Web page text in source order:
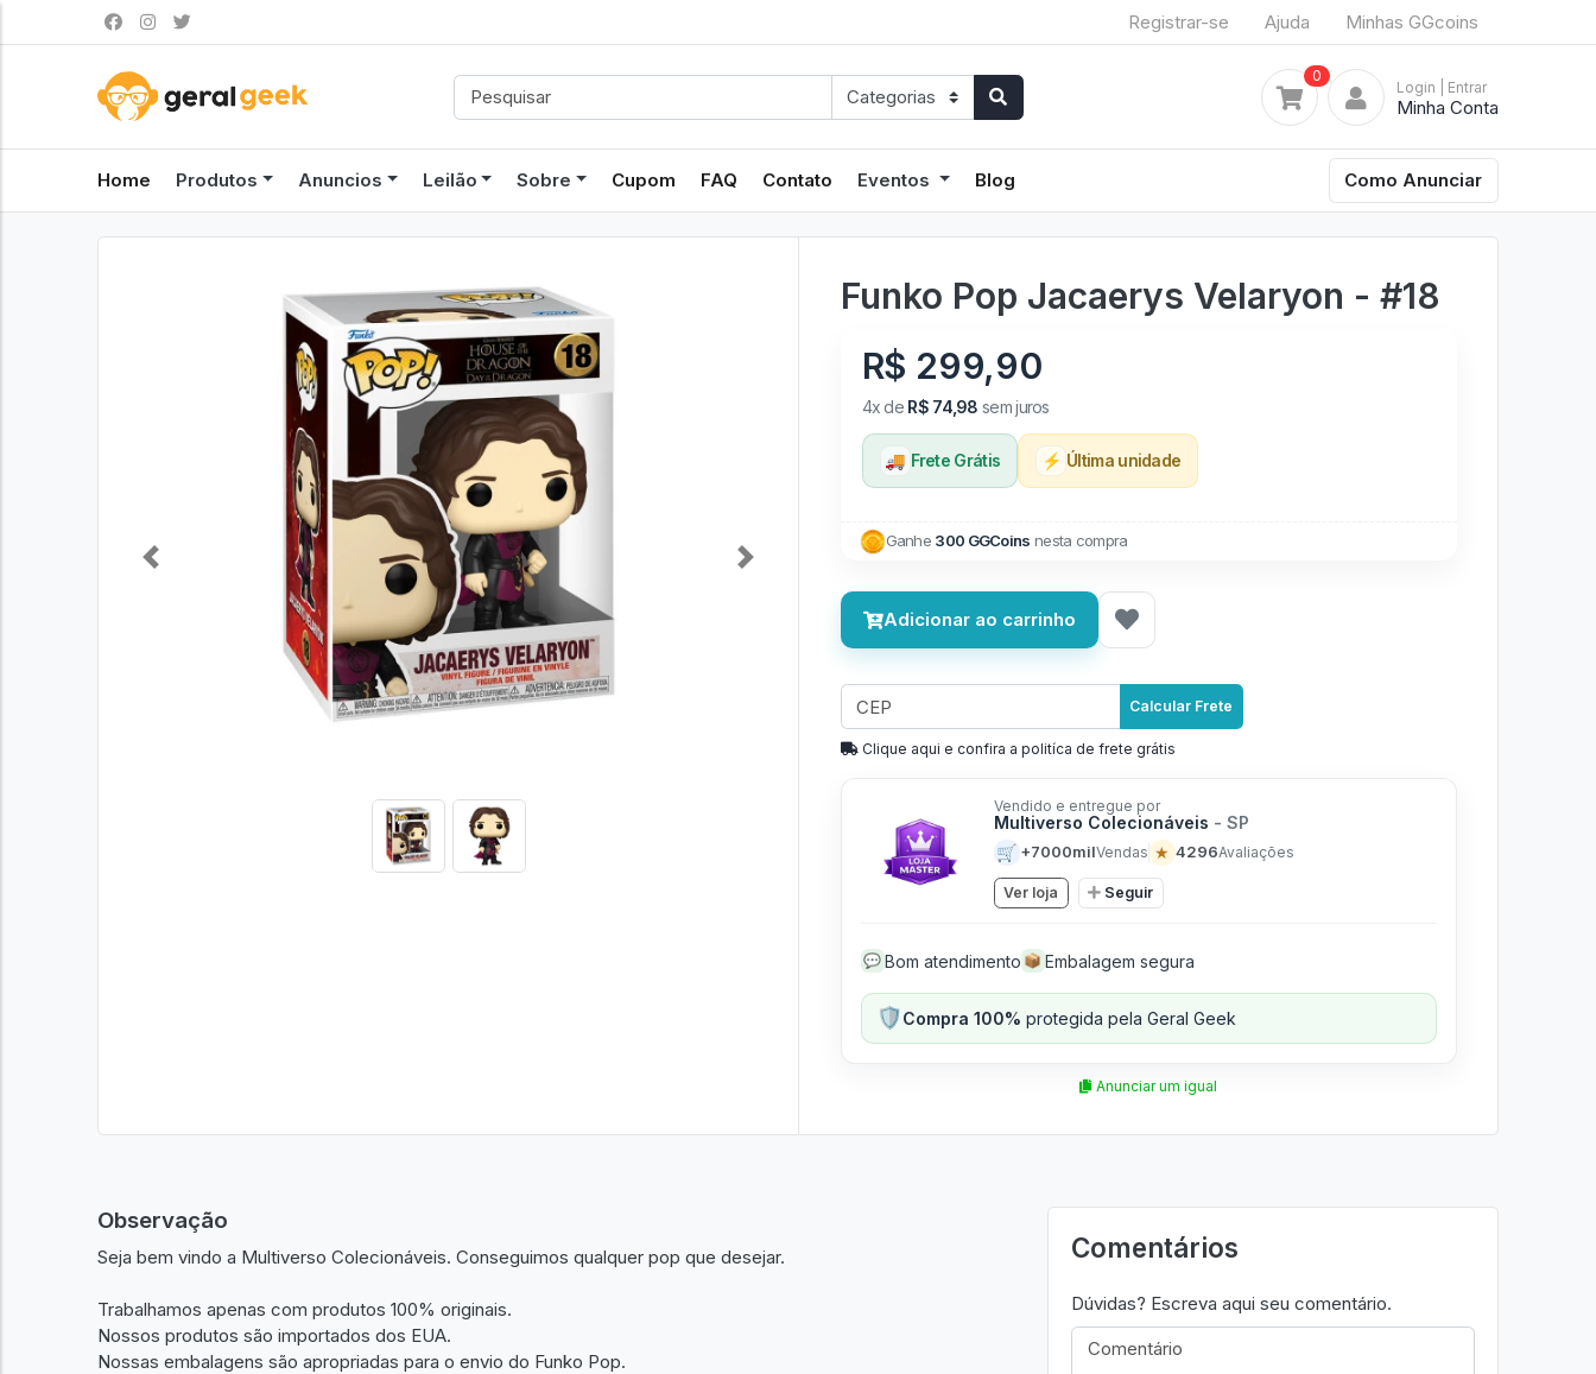
Registrar-se Ajuda Minhas GGcoins
0
Login | Entrar
Minha Conta
Home Produtos Anuncios Leilão Sobre Cupom FAQ Contato Eventos Blog Como Anunciar
Previous Next
Funko Pop Jacaerys Velaryon - #18
R$ 299,90
4x de R$ 74,98 sem juros
🚚 Frete Grátis ⚡ Última unidade
Ganhe 300 GGCoins nesta compra
Adicionar ao carrinho
Calcular Frete
Clique aqui e confira a politíca de frete grátis
Vendido e entregue por
Multiverso Colecionáveis - SP
🛒 +7000milVendas ★ 4296Avaliações
Ver loja Seguir
💬 Bom atendimento 📦 Embalagem segura
🛡️Compra 100% protegida pela Geral Geek
Anunciar um igual
Observação
Seja bem vindo a Multiverso Colecionáveis. Conseguimos qualquer pop que desejar.
Trabalhamos apenas com produtos 100% originais.
Nossos produtos são importados dos EUA.
Nossas embalagens são apropriadas para o envio do Funko Pop.
Comentários
Dúvidas? Escreva aqui seu comentário.